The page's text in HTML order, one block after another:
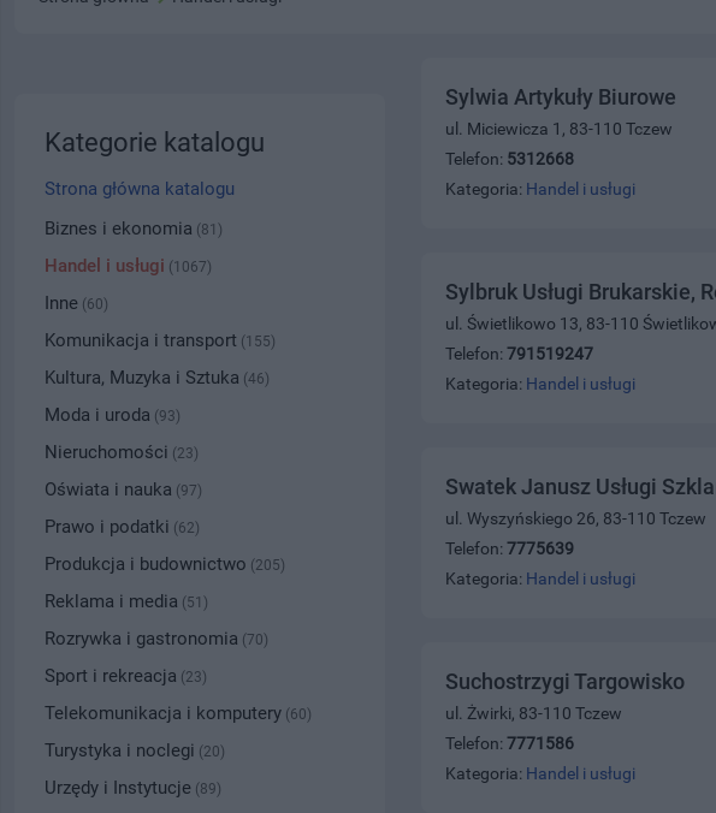
Sylwia Artykuły Biurowe
ul. Miciewicza 1, 83-110 Tczew
Telefon: 5312668
Kategoria: Handel i usługi
Sylbruk Usługi Brukarskie,
ul. Świetlikowo 13, 83-110
Telefon: 791519247
Kategoria: Handel i usługi
Swatek Janusz Usługi
ul. Wyszyńskiego 26, 83-110 Tczew
Telefon: 7775639
Kategoria: Handel i usługi
Suchostrzygi Targowisko
ul. Żwirki, 83-110 Tczew
Telefon: 7771586
Kategoria: Handel i usługi
Kategorie katalogu
Strona główna katalogu
Biznes i ekonomia (81)
Handel i usługi (1067)
Inne (60)
Komunikacja i transport (155)
Kultura, Muzyka i Sztuka (46)
Moda i uroda (93)
Nieruchomości (23)
Oświata i nauka (97)
Prawo i podatki (62)
Produkcja i budownictwo (205)
Reklama i media (51)
Rozrywka i gastronomia (70)
Sport i rekreacja (23)
Telekomunikacja i komputery (60)
Turystyka i noclegi (20)
Urzędy i Instytucje (89)